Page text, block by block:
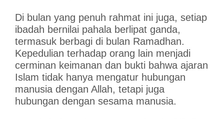
Di bulan yang penuh rahmat ini juga, setiap
ibadah bernilai pahala berlipat ganda,
termasuk berbagi di bulan Ramadhan.
Kepedulian terhadap orang lain menjadi
cerminan keimanan dan bukti bahwa ajaran
Islam tidak hanya mengatur hubungan
manusia dengan Allah, tetapi juga
hubungan dengan sesama manusia.